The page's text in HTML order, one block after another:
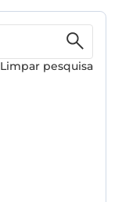
Limpar pesquisa